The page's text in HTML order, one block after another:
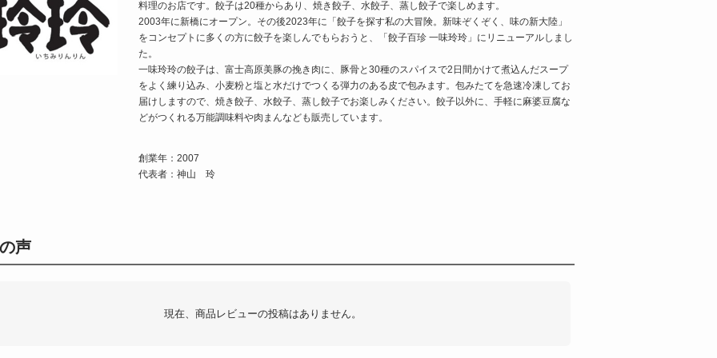
料理のお店です。餃子は20種からあり、焼き餃子、水餃子、蒸し餃子で楽しめます。
2003年に新橋にオープン。その後2023年に「餃子を探す私の大冒険。新味ぞくぞく、味の新大陸」
をコンセプトに多くの方に餃子を楽しんでもらおうと、「餃子百珍 一味玲玲」にリニューアルしまし
た。
一味玲玲の餃子は、富士高原美豚の挽き肉に、豚骨と30種のスパイスで2日間かけて煮込んだスープ
をよく練り込み、小麦粉と塩と水だけでつくる弾力のある皮で包みます。包みたてを急速冷凍してお
届けしますので、焼き餃子、水餃子、蒸し餃子でお楽しみください。餃子以外に、手軽に麻婆豆腐な
どがつくれる万能調味料や肉まんなども販売しています。
創業年：2007
代表者：神山 玲
声
現在、商品レビューの投稿はありません。